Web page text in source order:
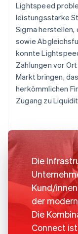
Lightspeed
leistungsstarke
Sigma
sowie
konnte
Zahlungen vor
Markt bringen,
herkömmlichen
Zugang zu
Die
Kund/
der
Die
Connect